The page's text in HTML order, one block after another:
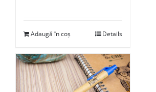
Adaugă în coș Details